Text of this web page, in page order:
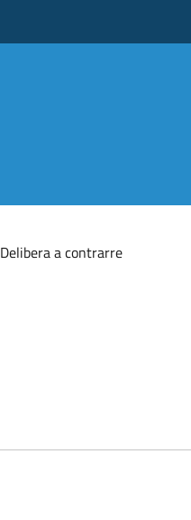
Delibera a contrarre